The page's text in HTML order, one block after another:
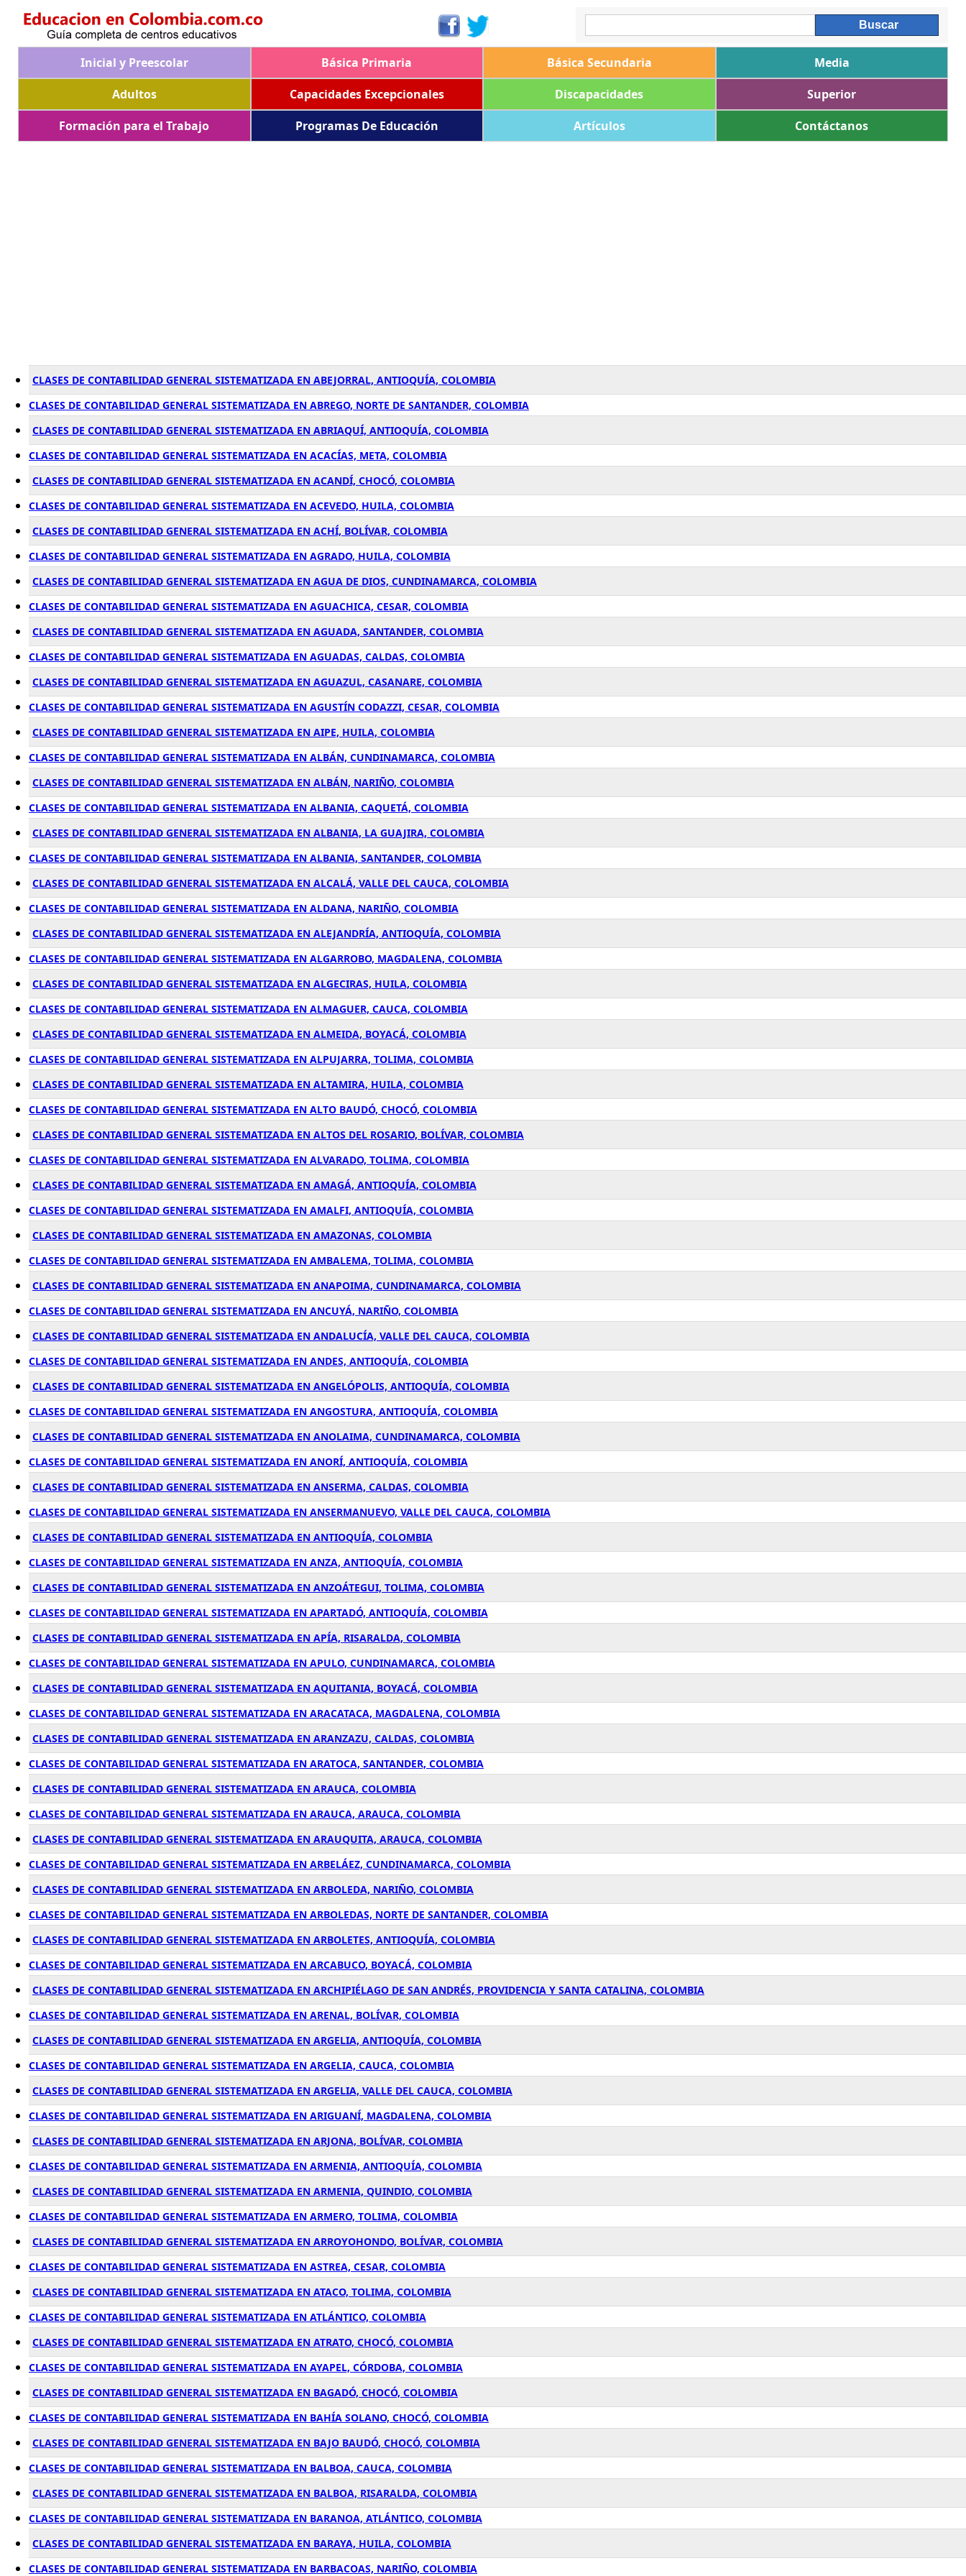
Inicial y Preescolar Básica Primaria Básica Secundaria
Media
Adultos
Capacidades Excepcionales Discapacidades
Superior
Formación para el Trabajo
Programas De Educación Artículos Contáctanos
CLASES DE CONTABILIDAD GENERAL SISTEMATIZADA EN ABEJORRAL, ANTIOQUÍA, COLOMBIA
CLASES DE CONTABILIDAD GENERAL SISTEMATIZADA EN ABREGO, NORTE DE SANTANDER, COLOMBIA
CLASES DE CONTABILIDAD GENERAL SISTEMATIZADA EN ABRIAQUÍ, ANTIOQUÍA, COLOMBIA
CLASES DE CONTABILIDAD GENERAL SISTEMATIZADA EN ACACÍAS, META, COLOMBIA
CLASES DE CONTABILIDAD GENERAL SISTEMATIZADA EN ACANDÍ, CHOCÓ, COLOMBIA
CLASES DE CONTABILIDAD GENERAL SISTEMATIZADA EN ACEVEDO, HUILA, COLOMBIA
CLASES DE CONTABILIDAD GENERAL SISTEMATIZADA EN ACHÍ, BOLÍVAR, COLOMBIA
CLASES DE CONTABILIDAD GENERAL SISTEMATIZADA EN AGRADO, HUILA, COLOMBIA
CLASES DE CONTABILIDAD GENERAL SISTEMATIZADA EN AGUA DE DIOS, CUNDINAMARCA, COLOMBIA
CLASES DE CONTABILIDAD GENERAL SISTEMATIZADA EN AGUACHICA, CESAR, COLOMBIA
CLASES DE CONTABILIDAD GENERAL SISTEMATIZADA EN AGUADA, SANTANDER, COLOMBIA
CLASES DE CONTABILIDAD GENERAL SISTEMATIZADA EN AGUADAS, CALDAS, COLOMBIA
CLASES DE CONTABILIDAD GENERAL SISTEMATIZADA EN AGUAZUL, CASANARE, COLOMBIA
CLASES DE CONTABILIDAD GENERAL SISTEMATIZADA EN AGUSTÍN CODAZZI, CESAR, COLOMBIA
CLASES DE CONTABILIDAD GENERAL SISTEMATIZADA EN AIPE, HUILA, COLOMBIA
CLASES DE CONTABILIDAD GENERAL SISTEMATIZADA EN ALBÁN, CUNDINAMARCA, COLOMBIA
CLASES DE CONTABILIDAD GENERAL SISTEMATIZADA EN ALBÁN, NARIÑO, COLOMBIA
CLASES DE CONTABILIDAD GENERAL SISTEMATIZADA EN ALBANIA, CAQUETÁ, COLOMBIA
CLASES DE CONTABILIDAD GENERAL SISTEMATIZADA EN ALBANIA, LA GUAJIRA, COLOMBIA
CLASES DE CONTABILIDAD GENERAL SISTEMATIZADA EN ALBANIA, SANTANDER, COLOMBIA
CLASES DE CONTABILIDAD GENERAL SISTEMATIZADA EN ALCALÁ, VALLE DEL CAUCA, COLOMBIA
CLASES DE CONTABILIDAD GENERAL SISTEMATIZADA EN ALDANA, NARIÑO, COLOMBIA
CLASES DE CONTABILIDAD GENERAL SISTEMATIZADA EN ALEJANDRÍA, ANTIOQUÍA, COLOMBIA
CLASES DE CONTABILIDAD GENERAL SISTEMATIZADA EN ALGARROBO, MAGDALENA, COLOMBIA
CLASES DE CONTABILIDAD GENERAL SISTEMATIZADA EN ALGECIRAS, HUILA, COLOMBIA
CLASES DE CONTABILIDAD GENERAL SISTEMATIZADA EN ALMAGUER, CAUCA, COLOMBIA
CLASES DE CONTABILIDAD GENERAL SISTEMATIZADA EN ALMEIDA, BOYACÁ, COLOMBIA
CLASES DE CONTABILIDAD GENERAL SISTEMATIZADA EN ALPUJARRA, TOLIMA, COLOMBIA
CLASES DE CONTABILIDAD GENERAL SISTEMATIZADA EN ALTAMIRA, HUILA, COLOMBIA
CLASES DE CONTABILIDAD GENERAL SISTEMATIZADA EN ALTO BAUDÓ, CHOCÓ, COLOMBIA
CLASES DE CONTABILIDAD GENERAL SISTEMATIZADA EN ALTOS DEL ROSARIO, BOLÍVAR, COLOMBIA
CLASES DE CONTABILIDAD GENERAL SISTEMATIZADA EN ALVARADO, TOLIMA, COLOMBIA
CLASES DE CONTABILIDAD GENERAL SISTEMATIZADA EN AMAGÁ, ANTIOQUÍA, COLOMBIA
CLASES DE CONTABILIDAD GENERAL SISTEMATIZADA EN AMALFI, ANTIOQUÍA, COLOMBIA
CLASES DE CONTABILIDAD GENERAL SISTEMATIZADA EN AMAZONAS, COLOMBIA
CLASES DE CONTABILIDAD GENERAL SISTEMATIZADA EN AMBALEMA, TOLIMA, COLOMBIA
CLASES DE CONTABILIDAD GENERAL SISTEMATIZADA EN ANAPOIMA, CUNDINAMARCA, COLOMBIA
CLASES DE CONTABILIDAD GENERAL SISTEMATIZADA EN ANCUYÁ, NARIÑO, COLOMBIA
CLASES DE CONTABILIDAD GENERAL SISTEMATIZADA EN ANDALUCÍA, VALLE DEL CAUCA, COLOMBIA
CLASES DE CONTABILIDAD GENERAL SISTEMATIZADA EN ANDES, ANTIOQUÍA, COLOMBIA
CLASES DE CONTABILIDAD GENERAL SISTEMATIZADA EN ANGELÓPOLIS, ANTIOQUÍA, COLOMBIA
CLASES DE CONTABILIDAD GENERAL SISTEMATIZADA EN ANGOSTURA, ANTIOQUÍA, COLOMBIA
CLASES DE CONTABILIDAD GENERAL SISTEMATIZADA EN ANOLAIMA, CUNDINAMARCA, COLOMBIA
CLASES DE CONTABILIDAD GENERAL SISTEMATIZADA EN ANORÍ, ANTIOQUÍA, COLOMBIA
CLASES DE CONTABILIDAD GENERAL SISTEMATIZADA EN ANSERMA, CALDAS, COLOMBIA
CLASES DE CONTABILIDAD GENERAL SISTEMATIZADA EN ANSERMANUEVO, VALLE DEL CAUCA, COLOMBIA
CLASES DE CONTABILIDAD GENERAL SISTEMATIZADA EN ANTIOQUÍA, COLOMBIA
CLASES DE CONTABILIDAD GENERAL SISTEMATIZADA EN ANZA, ANTIOQUÍA, COLOMBIA
CLASES DE CONTABILIDAD GENERAL SISTEMATIZADA EN ANZOÁTEGUI, TOLIMA, COLOMBIA
CLASES DE CONTABILIDAD GENERAL SISTEMATIZADA EN APARTADÓ, ANTIOQUÍA, COLOMBIA
CLASES DE CONTABILIDAD GENERAL SISTEMATIZADA EN APÍA, RISARALDA, COLOMBIA
CLASES DE CONTABILIDAD GENERAL SISTEMATIZADA EN APULO, CUNDINAMARCA, COLOMBIA
CLASES DE CONTABILIDAD GENERAL SISTEMATIZADA EN AQUITANIA, BOYACÁ, COLOMBIA
CLASES DE CONTABILIDAD GENERAL SISTEMATIZADA EN ARACATACA, MAGDALENA, COLOMBIA
CLASES DE CONTABILIDAD GENERAL SISTEMATIZADA EN ARANZAZU, CALDAS, COLOMBIA
CLASES DE CONTABILIDAD GENERAL SISTEMATIZADA EN ARATOCA, SANTANDER, COLOMBIA
CLASES DE CONTABILIDAD GENERAL SISTEMATIZADA EN ARAUCA, COLOMBIA
CLASES DE CONTABILIDAD GENERAL SISTEMATIZADA EN ARAUCA, ARAUCA, COLOMBIA
CLASES DE CONTABILIDAD GENERAL SISTEMATIZADA EN ARAUQUITA, ARAUCA, COLOMBIA
CLASES DE CONTABILIDAD GENERAL SISTEMATIZADA EN ARBELÁEZ, CUNDINAMARCA, COLOMBIA
CLASES DE CONTABILIDAD GENERAL SISTEMATIZADA EN ARBOLEDA, NARIÑO, COLOMBIA
CLASES DE CONTABILIDAD GENERAL SISTEMATIZADA EN ARBOLEDAS, NORTE DE SANTANDER, COLOMBIA
CLASES DE CONTABILIDAD GENERAL SISTEMATIZADA EN ARBOLETES, ANTIOQUÍA, COLOMBIA
CLASES DE CONTABILIDAD GENERAL SISTEMATIZADA EN ARCABUCO, BOYACÁ, COLOMBIA
CLASES DE CONTABILIDAD GENERAL SISTEMATIZADA EN ARCHIPIÉLAGO DE SAN ANDRÉS, PROVIDENCIA Y SANTA CATALINA, COLOMBIA
CLASES DE CONTABILIDAD GENERAL SISTEMATIZADA EN ARENAL, BOLÍVAR, COLOMBIA
CLASES DE CONTABILIDAD GENERAL SISTEMATIZADA EN ARGELIA, ANTIOQUÍA, COLOMBIA
CLASES DE CONTABILIDAD GENERAL SISTEMATIZADA EN ARGELIA, CAUCA, COLOMBIA
CLASES DE CONTABILIDAD GENERAL SISTEMATIZADA EN ARGELIA, VALLE DEL CAUCA, COLOMBIA
CLASES DE CONTABILIDAD GENERAL SISTEMATIZADA EN ARIGUANÍ, MAGDALENA, COLOMBIA
CLASES DE CONTABILIDAD GENERAL SISTEMATIZADA EN ARJONA, BOLÍVAR, COLOMBIA
CLASES DE CONTABILIDAD GENERAL SISTEMATIZADA EN ARMENIA, ANTIOQUÍA, COLOMBIA
CLASES DE CONTABILIDAD GENERAL SISTEMATIZADA EN ARMENIA, QUINDIO, COLOMBIA
CLASES DE CONTABILIDAD GENERAL SISTEMATIZADA EN ARMERO, TOLIMA, COLOMBIA
CLASES DE CONTABILIDAD GENERAL SISTEMATIZADA EN ARROYOHONDO, BOLÍVAR, COLOMBIA
CLASES DE CONTABILIDAD GENERAL SISTEMATIZADA EN ASTREA, CESAR, COLOMBIA
CLASES DE CONTABILIDAD GENERAL SISTEMATIZADA EN ATACO, TOLIMA, COLOMBIA
CLASES DE CONTABILIDAD GENERAL SISTEMATIZADA EN ATLÁNTICO, COLOMBIA
CLASES DE CONTABILIDAD GENERAL SISTEMATIZADA EN ATRATO, CHOCÓ, COLOMBIA
CLASES DE CONTABILIDAD GENERAL SISTEMATIZADA EN AYAPEL, CÓRDOBA, COLOMBIA
CLASES DE CONTABILIDAD GENERAL SISTEMATIZADA EN BAGADÓ, CHOCÓ, COLOMBIA
CLASES DE CONTABILIDAD GENERAL SISTEMATIZADA EN BAHÍA SOLANO, CHOCÓ, COLOMBIA
CLASES DE CONTABILIDAD GENERAL SISTEMATIZADA EN BAJO BAUDÓ, CHOCÓ, COLOMBIA
CLASES DE CONTABILIDAD GENERAL SISTEMATIZADA EN BALBOA, CAUCA, COLOMBIA
CLASES DE CONTABILIDAD GENERAL SISTEMATIZADA EN BALBOA, RISARALDA, COLOMBIA
CLASES DE CONTABILIDAD GENERAL SISTEMATIZADA EN BARANOA, ATLÁNTICO, COLOMBIA
CLASES DE CONTABILIDAD GENERAL SISTEMATIZADA EN BARAYA, HUILA, COLOMBIA
CLASES DE CONTABILIDAD GENERAL SISTEMATIZADA EN BARBACOAS, NARIÑO, COLOMBIA